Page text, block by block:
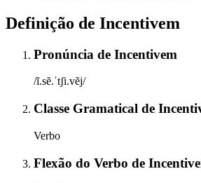
Definição de Incentivem
Pronúncia de Incentivem
/ĩ.sẽ.ˈtʃi.vẽj/
Classe Gramatical de
Verbo
Flexão do Verbo de